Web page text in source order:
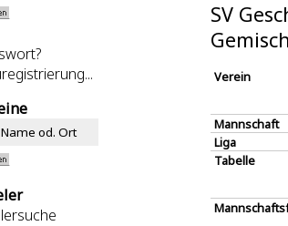
SV
Verein
Mannschaft
Liga
Tabelle